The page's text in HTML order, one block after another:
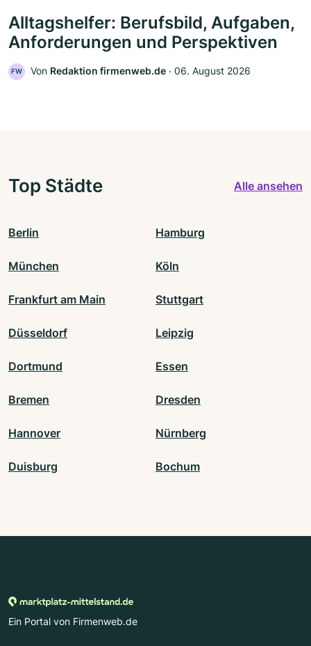
Alltagshelfer: Berufsbild, Aufgaben,
Anforderungen und Perspektiven
FW Von Redaktion firmenweb.de ‧ 06. August 2026
Top Städte Alle ansehen
Berlin Hamburg
München Köln
Frankfurt am Main Stuttgart
Düsseldorf Leipzig
Dortmund Essen
Bremen Dresden
Hannover Nürnberg
Duisburg Bochum
Ein Portal von Firmenweb.de